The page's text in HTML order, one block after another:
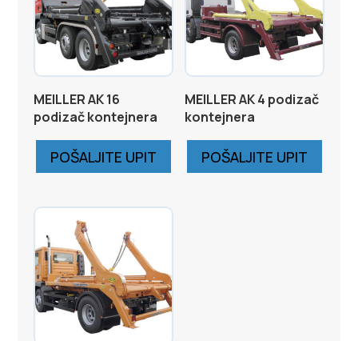
MEILLER AK 16
podizač kontejnera
POŠALJITE UPIT
MEILLER AK 4 podizač
kontejnera
POŠALJITE UPIT